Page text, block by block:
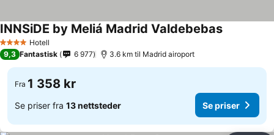
4 StjernerHotell
INNSiDE by Meliá Madrid ValdebebasSe priser
9,3 Fantastisk 6 977 3.6 km til Madrid airoport
Fra 1 358 kr
Se priser fra 13 nettsteder Se priser